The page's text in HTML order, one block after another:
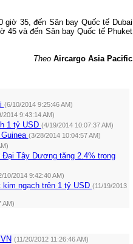
giờ 35, đến Sân bay Quốc tế Dubai
45 và đến Sân bay Quốc tế Phuket
Theo Aircargo Asia Pacific
(6/10/2014 9:25:46 AM)
2014 9:43:14 AM)
1 tỷ USD (4/19/2014 10:07:37 AM)
(3/28/2014 10:04:57 AM)
Tây Dương tăng 2.4% trong
10/2014 9:42:40 AM)
ngạch trên 1 tỷ USD (11/19/2013
AM)
(11/20/2012 11:26:46 AM)